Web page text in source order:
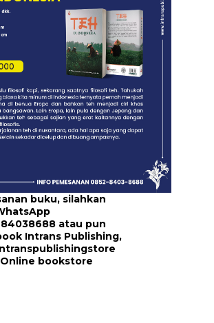
buku, silahkan
atau pun
Intrans Publishing,
bookstore